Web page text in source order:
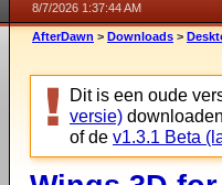
8/7/2026 1:37:44 AM
AfterDawn > Downloads >
Dit is een oude
versie)
of de v1.3.1 Beta